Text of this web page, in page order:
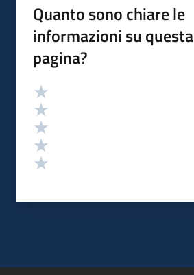
Quanto sono chiare le
informazioni su questa
pagina?
Valutazione